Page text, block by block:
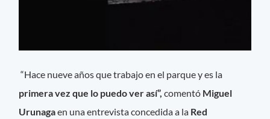
“Hace nueve años que trabajo en el parque y es la
primera vez que lo puedo ver así”, comentó Miguel
Urunagaen una entrevista concedida a la Red